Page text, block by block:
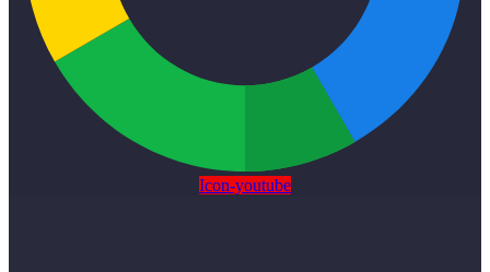
Icon-youtube